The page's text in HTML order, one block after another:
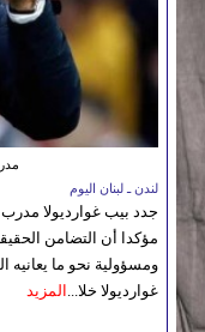
لندن ـ لبنان اليوم
جدد بيب غوارديولا
مؤكدا أن التضامن
ومسؤولية نحو ما
غوارديولا خلا... المزيد